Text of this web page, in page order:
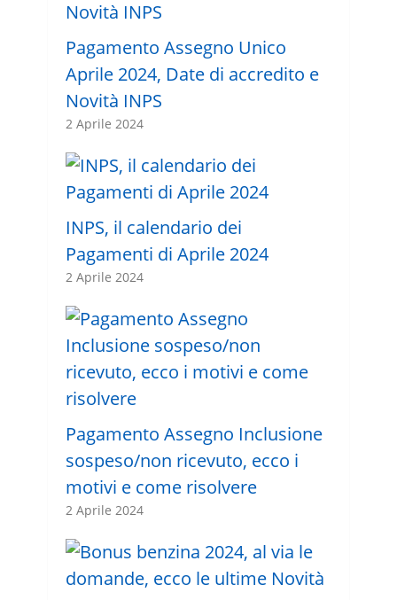
Pagamento Assegno Unico
Aprile 2024, Date di accredito e
Novità INPS
2 Aprile 2024
INPS, il calendario dei
Pagamenti di Aprile 2024
2 Aprile 2024
Pagamento Assegno Inclusione
sospeso/non ricevuto, ecco i
motivi e come risolvere
2 Aprile 2024